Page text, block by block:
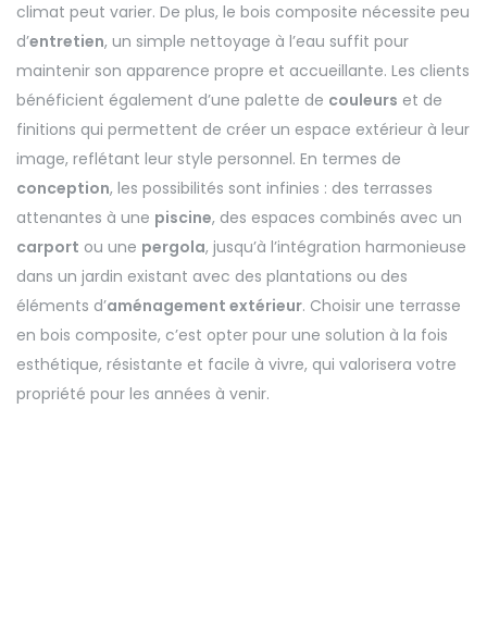
climat peut varier. De plus, le bois composite nécessite peu
d’entretien, un simple nettoyage à l’eau suffit pour
maintenir son apparence propre et accueillante. Les clients
bénéficient également d’une palette de couleurs et de
finitions qui permettent de créer un espace extérieur à leur
image, reflétant leur style personnel. En termes de
conception, les possibilités sont infinies : des terrasses
attenantes à une piscine, des espaces combinés avec un
carport ou une pergola, jusqu’à l’intégration harmonieuse
dans un jardin existant avec des plantations ou des
éléments d’aménagement extérieur. Choisir une terrasse
en bois composite, c’est opter pour une solution à la fois
esthétique, résistante et facile à vivre, qui valorisera votre
propriété pour les années à venir.